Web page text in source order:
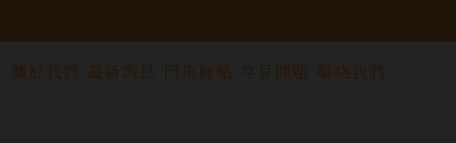
關於我們 最新消息 門市據點 常見問題 聯絡我們